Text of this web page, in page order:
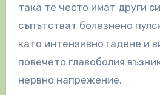
така те често имат други
съпътстват болезнено
като интензивно гадене и
повечето главоболия
нервно напрежение.